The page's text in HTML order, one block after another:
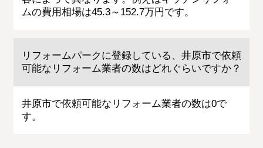
ムの費用相場は45.3～152.7万円です。
リフォームパークに登録している、井原市で依頼
可能なリフォーム業者の数はどれぐらいですか？
井原市で依頼可能なリフォーム業者の数は0で
す。